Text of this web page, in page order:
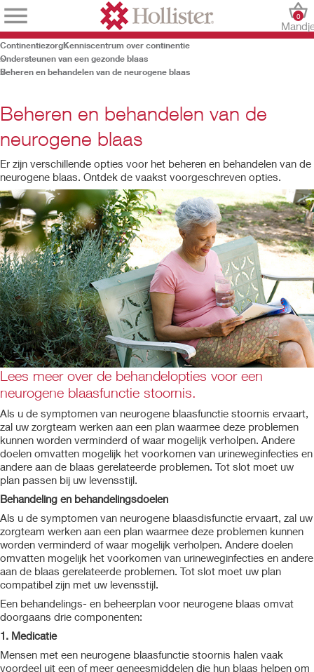
0
ContinentiezorgKenniscentrum over continentie
Ondersteunen van een gezonde blaas
Beheren en behandelen van de neurogene blaas
Beheren en behandelen van de
neurogene blaas
Er zijn verschillende opties voor het beheren en behandelen van de
neurogene blaas. Ontdek de vaakst voorgeschreven opties.
Lees meer over de behandelopties voor een
neurogene blaasfunctie stoornis.
Als u de symptomen van neurogene blaasfunctie stoornis ervaart,
zal uw zorgteam werken aan een plan waarmee deze problemen
kunnen worden verminderd of waar mogelijk verholpen. Andere
doelen omvatten mogelijk het voorkomen van urineweginfecties en
andere aan de blaas gerelateerde problemen. Tot slot moet uw
plan passen bij uw levensstijl.
Behandeling en behandelingsdoelen
Als u de symptomen van neurogene blaasdisfunctie ervaart, zal uw
zorgteam werken aan een plan waarmee deze problemen kunnen
worden verminderd of waar mogelijk verholpen. Andere doelen
omvatten mogelijk het voorkomen van urineweginfecties en andere
aan de blaas gerelateerde problemen. Tot slot moet uw plan
compatibel zijn met uw levensstijl.
Een behandelings- en beheerplan voor neurogene blaas omvat
doorgaans drie componenten:
1. Medicatie
Mensen met een neurogene blaasfunctie stoornis halen vaak
voordeel uit een of meer geneesmiddelen die hun blaas helpen om